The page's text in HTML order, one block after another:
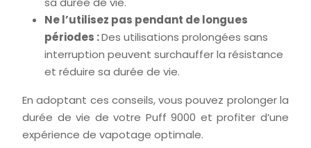
Ne l’utilisez pas pendant de longues
périodes :Des utilisations prolongées sans
interruption peuvent surchauffer la résistance
et réduire sa durée de vie.
En adoptant ces conseils, vous pouvez prolonger la
durée de vie de votre Puff 9000 et profiter d’une
expérience de vapotage optimale.